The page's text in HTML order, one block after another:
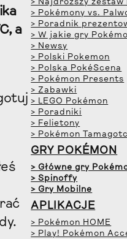
a
> Najdroższy
> Pokémony vs.
> Poradnik
> W jakie gry
> Newsy
> Polski Pokemon
> Polska PokéScena
> Pokémon Presents
> Zabawki
> LEGO Pokémon
> Poradniki
> Felietony
> Pokémon
GRY POKÉMON
> Główne gry
> Spinoffy
> Gry Mobilne
APLIKACJE
> Pokémon HOME
> Play! Pokémon